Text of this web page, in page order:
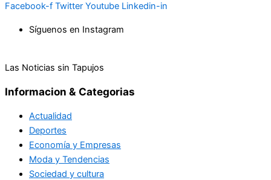
Facebook-f Twitter Youtube Linkedin-in
Síguenos en Instagram
Las Noticias sin Tapujos
Informacion & Categorias
Actualidad
Deportes
Economía y Empresas
Moda y Tendencias
Sociedad y cultura